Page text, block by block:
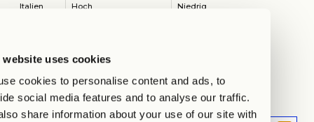
website uses cookies
cookies to personalise content and ads, to
social media features and to analyse our traffic.
share information about your use of our site with
Italien Hoch Niedrig
USA Niedrig Hoch
h
Hoch Mittel